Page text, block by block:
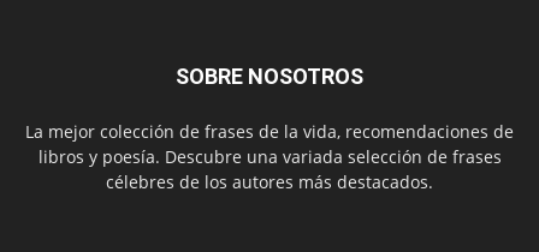
SOBRE NOSOTROS
La mejor colección de frases de la vida, recomendaciones de
libros y poesía. Descubre una variada selección de frases
célebres de los autores más destacados.